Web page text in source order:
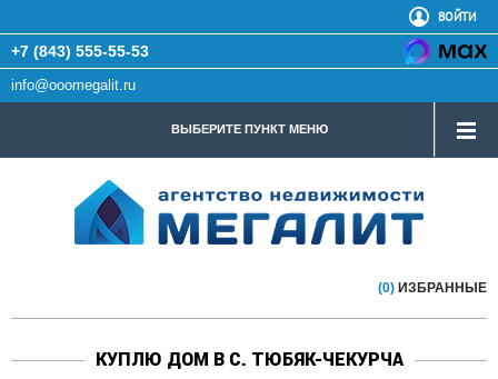
ВОЙТИ
+7 (843) 555-55-53
info@ooomegalit.ru
ВЫБЕРИТЕ ПУНКТ МЕНЮ
(0) ИЗБРАННЫЕ
КУПЛЮ ДОМ В С. ТЮБЯК-ЧЕКУРЧА